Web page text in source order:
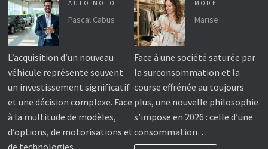
AUTO MOTO
Pascal Cabus
L’acquisition d’un nouveau
véhicule représente souvent
un investissement significatif
et une décision complexe. Face
à la multitude de modèles,
d’options, de motorisations et
MODE
Marise
Face à une société saturée par
la surconsommation et la
course effrénée au toujours
plus, une nouvelle philosophie
s’impose en 2026 : celle d’une
consommation…